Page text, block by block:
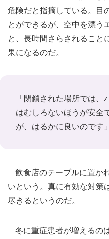
危険だと指摘している。目
とができるが、空中を漂う
と、長時間さらされること
果になるのだ。
「閉鎖された場所では
はむしろないほうが安全
が、はるかに良いのです」
飲食店のテーブルに置か
いという。真に有効な対策
尽きるというのだ。
冬に重症患者が増えるの